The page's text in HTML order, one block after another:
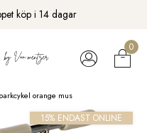
köp i 14 dagar
0
orange mus
15% ENDAST ONLINE